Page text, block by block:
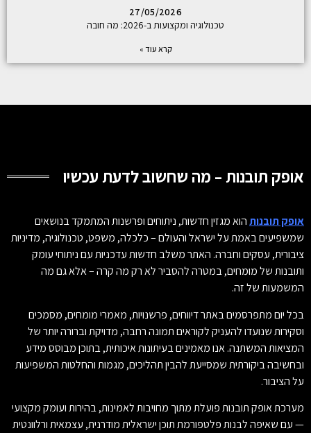
27/05/2026
טכנולוגיה ומקצועות ב-2026: מה חובה
קרא עוד »
אופק תובנות – מה שחשוב לדעת עכשיו
אופק תובנותהוא מגזין חדשות, ניתוחים ופרשנות המתמקד בנושאים
שמשפיעים באמת על ישראל והעולם – כלכלה, משפט, טכנולוגיה, מדיניות
ציבורית, עסקים וחברה. האתר משלב חדשות עדכניות עם ניתוחי עומק
ותובנות של מומחים, במטרה להסביר לא רק מה קרה – אלא גם מה
המשמעות של זה.
בכל יום מתפרסמים באתר דיווחים, פרשנויות, מאמרי מומחים, מסמכים
וסקירות שנועדו להעניק לקוראים תמונה רחבה, מדויקת וברורה יותר של
המציאות המשתנה. אנו מאמינים בעיתונות איכותית, בתוכן מבוסס מידע
ובחשיבה ביקורתית שמסייעת להבין תהליכים, מגמות והחלטות המשפיעות
על הציבור.
מערכת אופק תובנות פועלת מתוך מחויבות לאמינות, בהירות ועומק מקצועי
— עם שאיפה לבנות פלטפורמת תוכן ישראלית מודרנית, עצמאית ורלוונטית